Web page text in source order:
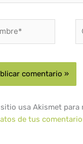
usa Akismet
de tus